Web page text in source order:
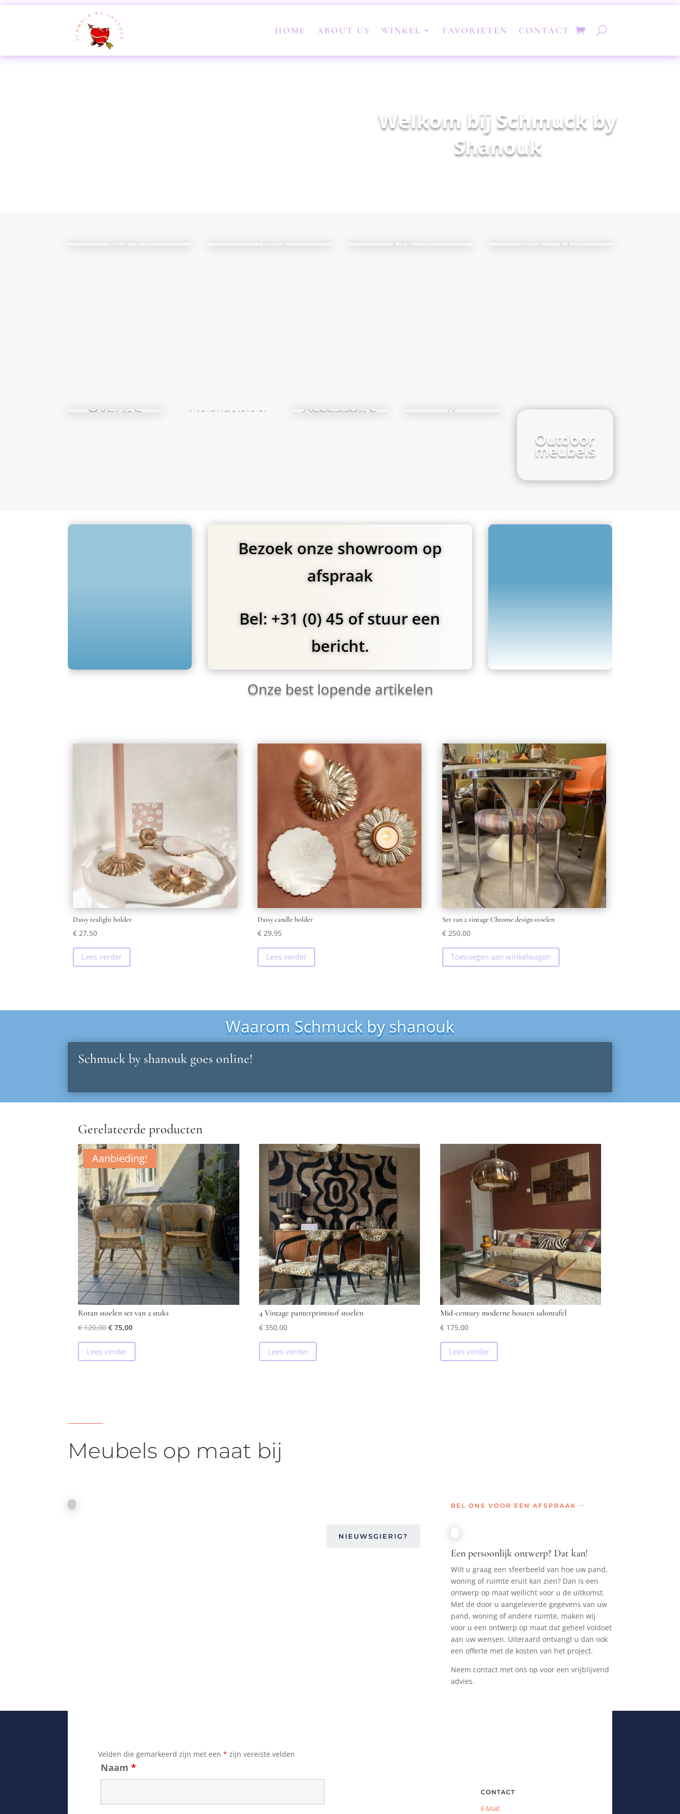
HOME ABOUT US WINKEL FAVORIETEN CONTACT
Welkom bij Schmuck by
Shanouk
Stoelen Tafels Kasten Barkrukken
Overige
meubels Verlichting Accessoire
s &
Outdoor
meubels
Bezoek onze showroom op
afspraak
Bel: +31 (0) 45 of stuur een
bericht.
Onze best lopende artikelen
Daisy tealight holder
€ 27,50
Lees verder
Daisy candle holder
€29,95
Lees verder
Set van 2 vintage Chrome design stoelen
€250,00
Toevoegen aan winkelwagen
Waarom Schmuck by shanouk
Schmuck by shanouk goes online!
Gerelateerde producten
Aanbieding!
Rotan stoelen set van 2 stuks
€120,00Oorspronkelijke
prijs
was:
€ 75,00Huidige
prijs
Lees verder
4 Vintage panterprintstof stoelen
€ 350,00
Lees verder
Mid-century moderne houten salontafel
€175,00
Lees verder
Meubels op maat bij
NIEUWSGIERIG?
BEL ONS VOOR EEN AFSPRAAK
Een persoonlijk ontwerp? Dat kan!
Wilt u graag een sfeerbeeld van hoe uw pand,
woning of ruimte eruit kan zien? Dan is een
ontwerp op maat wellicht voor u de uitkomst.
Met de door u aangeleverde gegevens van uw
pand, woning of andere ruimte, maken wij
voor u een ontwerp op maat dat geheel voldoet
aan uw wensen. Uiteraard ontvangt u dan ook
een offerte met de kosten van het project.
Neem contact met ons op voor een vrijblijvend
advies.
Velden die gemarkeerd zijn met een* zijn vereiste velden
Naam*
CONTACT
E-Mail: